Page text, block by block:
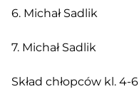
6. Michał Sadlik
7. Michał Sadlik
Skład chłopców kl. 4-6